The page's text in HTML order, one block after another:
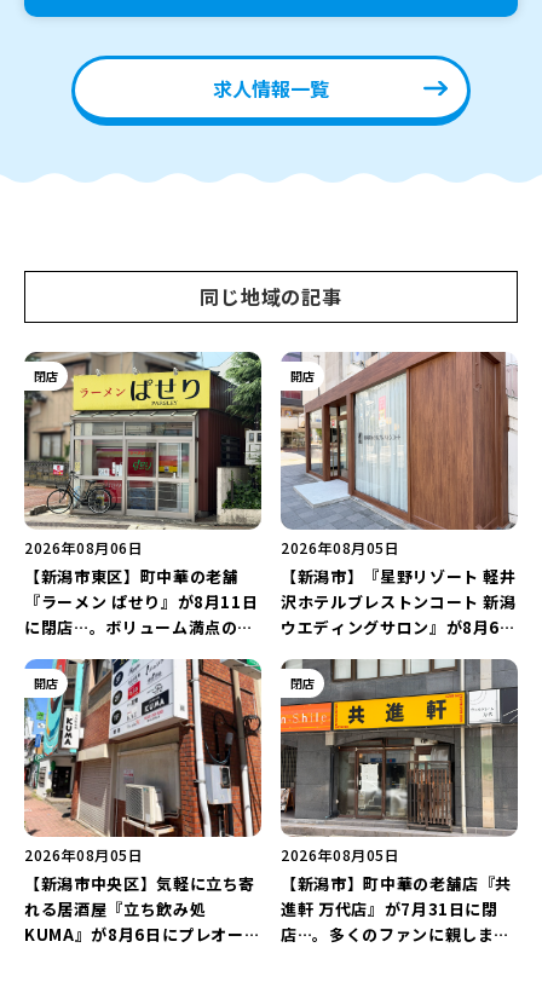
求人情報一覧
同じ地域の記事
閉店
2026年08月06日
【新潟市東区】町中華の老舗
『ラーメン ぱせり』が8月11日
に閉店…。ボリューム満点の名
開店
2026年08月05日
【新潟市】『星野リゾート 軽井
沢ホテルブレストンコート 新潟
ウエディングサロン』が8月6日
グを万代で相談しよう♪
開店
2026年08月05日
【新潟市中央区】気軽に立ち寄
れる居酒屋『立ち飲み処
KUMA』が8月6日にプレオープ
閉店
2026年08月05日
【新潟市】町中華の老舗店『共
進軒 万代店』が7月31日に閉
店…。多くのファンに親しまれ